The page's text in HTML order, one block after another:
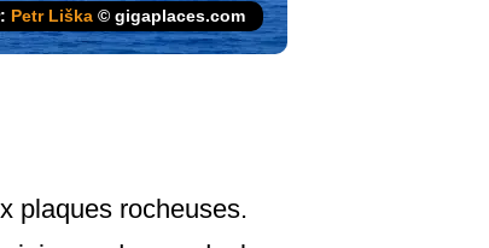
Petr Liška © gigaplaces.com
plaques rocheuses.